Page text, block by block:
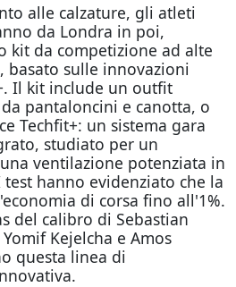
alle calzature, gli atleti
da Londra in poi,
kit da competizione ad alte
basato sulle innovazioni
Il kit include un outfit
pantaloncini e canotta, o
Techfit+: un sistema gara
studiato per un
ventilazione potenziata in
hanno evidenziato che la
di corsa fino all'1%.
del calibro di Sebastian
Kejelcha e Amos
questa linea di